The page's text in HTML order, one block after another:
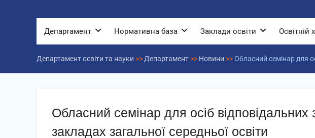
Департамент Нормативна база Заклади освіти Освітній
Департамент освіти та науки >> Департамент >> Новини >> Обласний семінар для
Обласний семінар для осіб
закладах загальної середньої освіти